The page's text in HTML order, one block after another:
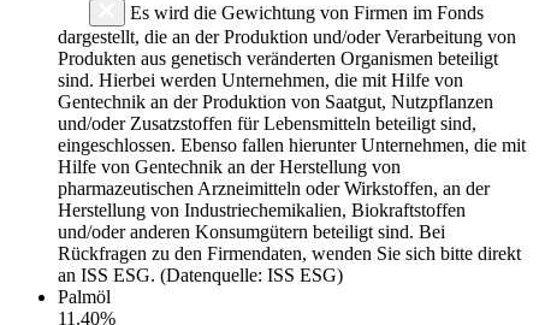
Es wird die Gewichtung von Firmen im Fonds
dargestellt, die an der Produktion und/oder Verarbeitung von
Produkten aus genetisch veränderten Organismen beteiligt
sind. Hierbei werden Unternehmen, die mit Hilfe von
Gentechnik an der Produktion von Saatgut, Nutzpflanzen
und/oder Zusatzstoffen für Lebensmitteln beteiligt sind,
eingeschlossen. Ebenso fallen hierunter Unternehmen, die mit
Hilfe von Gentechnik an der Herstellung von
pharmazeutischen Arzneimitteln oder Wirkstoffen, an der
Herstellung von Industriechemikalien, Biokraftstoffen
und/oder anderen Konsumgütern beteiligt sind. Bei
Rückfragen zu den Firmendaten, wenden Sie sich bitte direkt
an ISS ESG. (Datenquelle: ISS ESG)
Palmöl
11.40%